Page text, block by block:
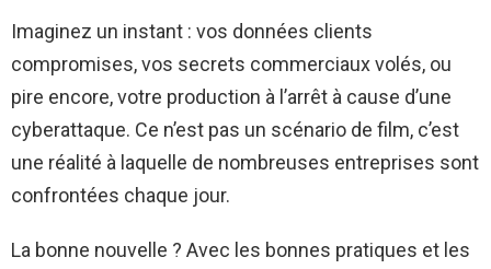
Imaginez un instant : vos données clients
compromises, vos secrets commerciaux volés, ou
pire encore, votre production à l’arrêt à cause d’une
cyberattaque. Ce n’est pas un scénario de film, c’est
une réalité à laquelle de nombreuses entreprises sont
confrontées chaque jour.
La bonne nouvelle ? Avec les bonnes pratiques et les